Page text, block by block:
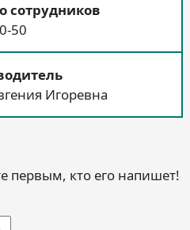
сотрудников
0-50
Игоревна
первым, кто его напишет!